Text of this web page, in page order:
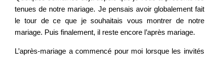
tenues de notre mariage. Je pensais avoir globalement fait
le tour de ce que je souhaitais vous montrer de notre
mariage. Puis finalement, il reste encore l’après mariage.
L’après-mariage a commencé pour moi lorsque les invités